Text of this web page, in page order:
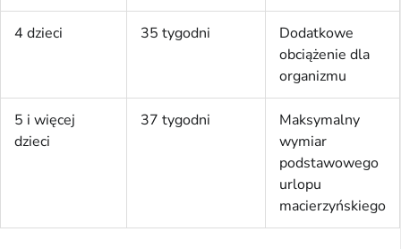
4 dzieci 35 tygodni
Dodatkowe
obciążenie dla
organizmu
5 i więcej
dzieci
37 tygodni
Maksymalny
wymiar
podstawowego
urlopu
macierzyńskiego